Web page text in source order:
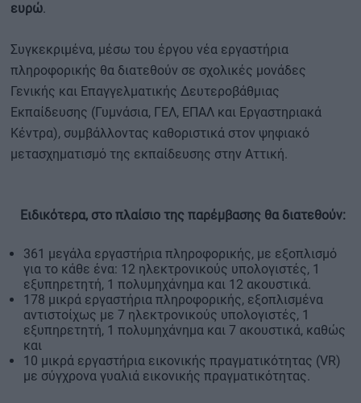
ευρώ.
Συγκεκριμένα, μέσω του έργου νέα εργαστήρια
πληροφορικής θα διατεθούν σε σχολικές μονάδες
Γενικής και Επαγγελματικής Δευτεροβάθμιας
Εκπαίδευσης (Γυμνάσια, ΓΕΛ, ΕΠΑΛ και Εργαστηριακά
Κέντρα), συμβάλλοντας καθοριστικά στον ψηφιακό
μετασχηματισμό της εκπαίδευσης στην Αττική.
Ειδικότερα, στο πλαίσιο της παρέμβασης θα διατεθούν:
361 μεγάλα εργαστήρια πληροφορικής, με εξοπλισμό
για το κάθε ένα: 12 ηλεκτρονικούς υπολογιστές, 1
εξυπηρετητή, 1 πολυμηχάνημα και 12 ακουστικά.
178 μικρά εργαστήρια πληροφορικής, εξοπλισμένα
αντιστοίχως με 7 ηλεκτρονικούς υπολογιστές, 1
εξυπηρετητή, 1 πολυμηχάνημα και 7 ακουστικά, καθώς
και
10 μικρά εργαστήρια εικονικής πραγματικότητας (VR)
με σύγχρονα γυαλιά εικονικής πραγματικότητας.